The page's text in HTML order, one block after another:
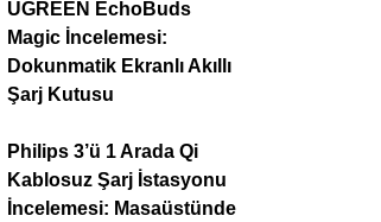
UGREEN EchoBuds
Magic İncelemesi:
Dokunmatik Ekranlı Akıllı
Şarj Kutusu
Philips 3’ü 1 Arada Qi
Kablosuz Şarj İstasyonu
İncelemesi: Masaüstünde